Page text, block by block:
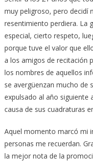
muy peligroso, pero decidí
resentimiento perdiera. La
especial, cierto respeto,
porque tuve el valor que
a los amigos de recitación
los nombres de aquellos
se avergüenzan mucho de
expulsado al año siguiente
causa de sus cuadraturas
Aquel momento marcó mi
personas me recuerdan.
la mejor nota de la